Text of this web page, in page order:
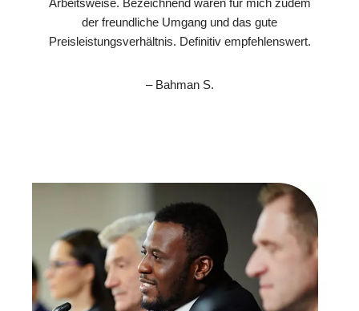
der freundliche Umgang und das gute
Preisleistungsverhältnis. Definitiv empfehlenswert.
– Bahman S.